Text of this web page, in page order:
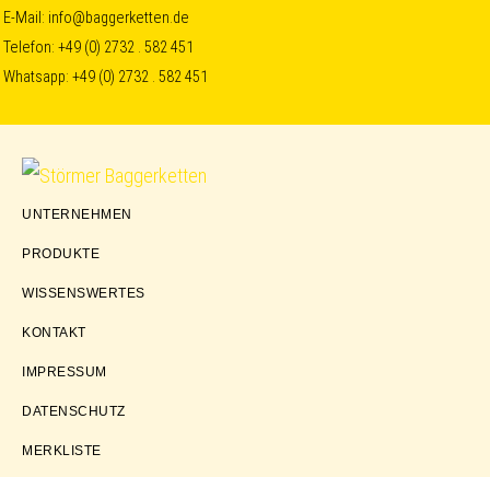
Skip
to
primary
navigation
Skip
to
content
Skip
to
E-Mail: info@baggerketten.de
Telefon:+49 (0) 2732 . 582 451
Whatsapp:+49 (0) 2732 . 582 451
Störmer
UNTERNEHMEN
PRODUKTE
WISSENSWERTES
KONTAKT
IMPRESSUM
DATENSCHUTZ
MERKLISTE